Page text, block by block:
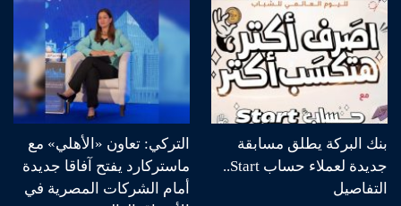
بنك البركة يطلق مسابقة
جديدة لعملاء حساب Start..
التفاصيل
التركي: تعاون «الأهلي» مع
ماستركارد يفتح آفاقا جديدة
أمام الشركات المصرية في